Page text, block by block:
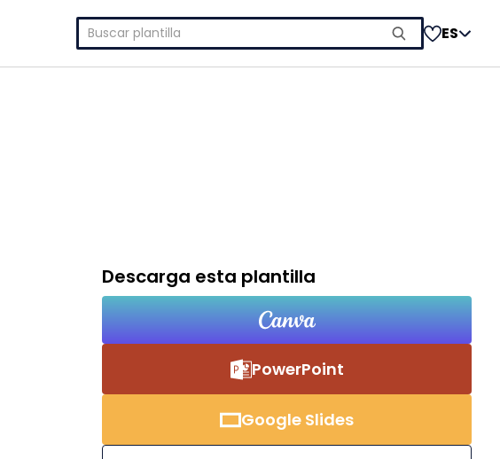
Buscar: ES
Descarga esta plantilla
PowerPoint
Google Slides